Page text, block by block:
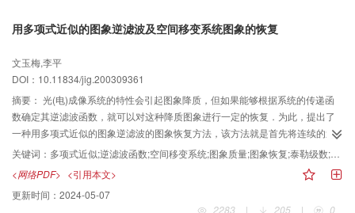
用多项式近似的图象逆滤波及空间移变系统图象的恢复
文玉梅,李平
DOI：10.11834/jig.200309361
摘要： 光(电)成像系统的特性会引起图象降质，但如果能够根据系统的传递函
数确定其逆滤波函数，就可以对这种降质图象进行一定的恢复．为此，提出了
一种用多项式近似的图象逆滤波的图象恢复方法，该方法就是首先将连续的逆
滤波函数按泰勒级数展开，并用多项式来近似表示，通过对用多项式表达的用
于图象恢复的逆滤波函数作反傅里叶变换，就可得到恢复图象在空间域中的近
似运算公式，该运算是图象信号及其各阶导数的线性组合，而不是复杂的反卷
积操作．同时还详细分析了方法的原理，并推导了算法公式，最后给出了空移
关键词： 多项式近似;逆滤波函数;空间移变系统;图象质量;图象恢复;泰勒级数;成像系统
<网络PDF> <引用本文>
更新时间： 2024-05-07
2283
| 205 | 0